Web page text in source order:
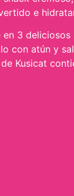
e
en 3
con atún y
Kusicat